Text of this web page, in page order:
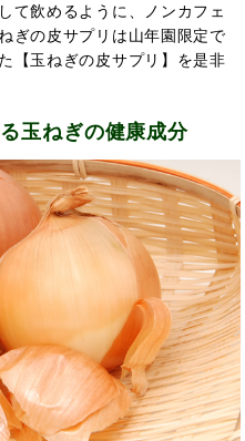
て飲めるように、ノンカフェ
ぎの皮サプリは山年園限定で
【玉ねぎの皮サプリ】を是非
玉ねぎの健康成分